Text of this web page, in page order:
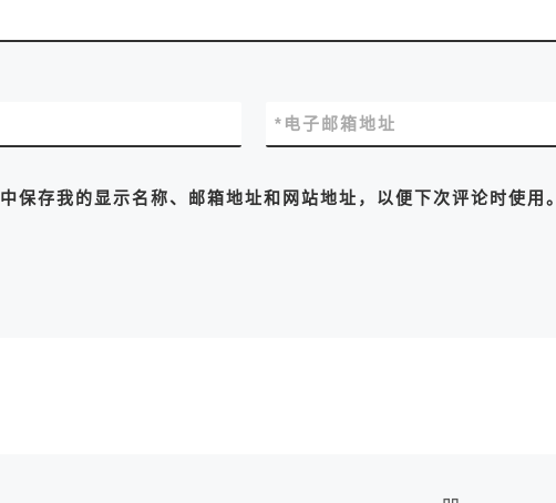
电子邮箱地址
*
保存我的显示名称、邮箱地址和网站地址，以便下次评论时使用。